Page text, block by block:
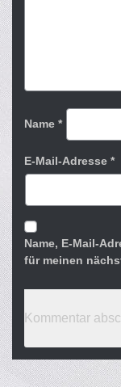
Name *
E-Mail-Adresse *
Name, E-Mail-
für meinen